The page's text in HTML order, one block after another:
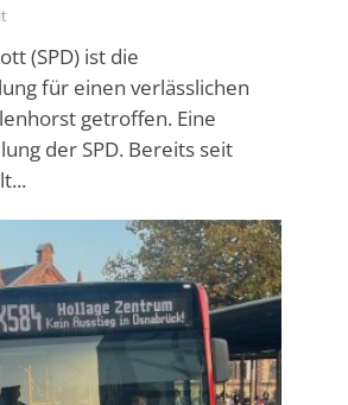
(SPD) ist die
für einen verlässlichen
getroffen. Eine
der SPD. Bereits seit